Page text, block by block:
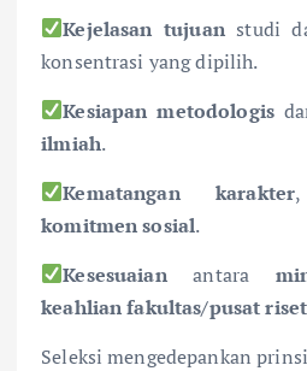
Kejelasan tujuanstudi
konsentrasi yang dipilih.
Kesiapan metodologis
ilmiah.
Kematangan karakter
komitmen sosial.
Kesesuaianantara
keahlian fakultas/pusat riset
Seleksi mengedepankan